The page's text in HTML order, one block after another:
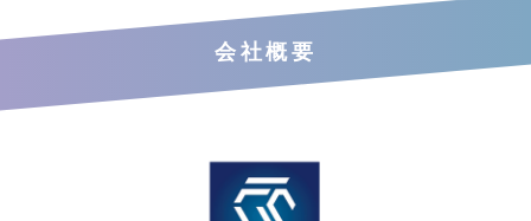
会社概要